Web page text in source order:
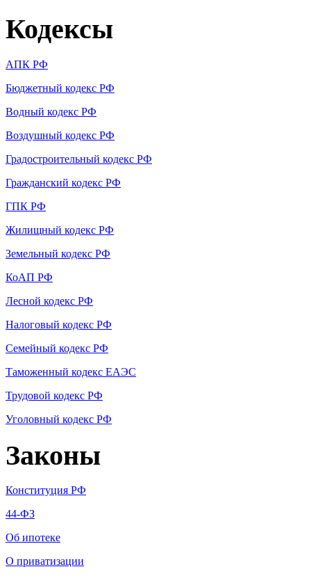
Кодексы
АПК РФ
Бюджетный кодекс РФ
Водный кодекс РФ
Воздушный кодекс РФ
Градостроительный кодекс РФ
Гражданский кодекс РФ
ГПК РФ
Жилищный кодекс РФ
Земельный кодекс РФ
КоАП РФ
Лесной кодекс РФ
Налоговый кодекс РФ
Семейный кодекс РФ
Таможенный кодекс ЕАЭС
Трудовой кодекс РФ
Уголовный кодекс РФ
Законы
Конституция РФ
44-ФЗ
Об ипотеке
О приватизации